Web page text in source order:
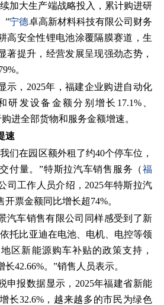
加大生产端战略投入，累计购进研
”宁德卓高新材料科技有限公司财务
高安全性锂电池涂覆隔膜赛道，生
著提升，经营发展呈现强劲态势，
。
示，2025年，福建企业购进自动化
研发设备金额分别增长17.1%、
进全部货物和服务金额增速。
速
们在园区额外租了约40个停车位，
付量。”特斯拉汽车销售服务（福
司工作人员介绍，2025年特斯拉汽
票金额同比增长超74%。
汽车销售有限公司同样感受到了新
托比亚迪在电池、电机、电控等领
区新能源购车补贴的政策支持，
42.66%。”销售人员表示。
申报数据显示，2025年福建省新能
长32.6%，越来越多的市民为绿色